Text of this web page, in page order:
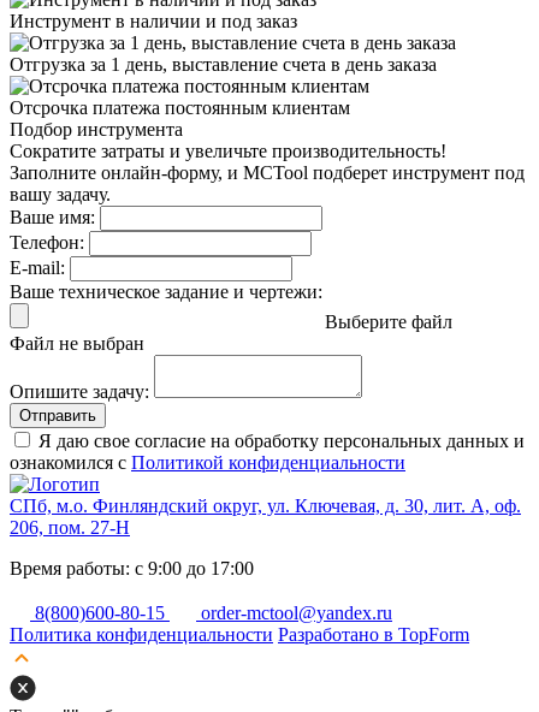
Инструмент в наличии и под заказ
Отгрузка за 1 день, выставление счета в день заказа
Отсрочка платежа постоянным клиентам
Подбор инструмента
Сократите затраты и увеличьте производительность!
Заполните онлайн-форму, и MCTool подберет инструмент под
вашу задачу.
Ваше имя:
Телефон:
E-mail:
Ваше техническое задание и чертежи:
Выберите файл
Файл не выбран
Опишите задачу:
Отправить
Я даю свое согласие на обработку персональных данных и
ознакомился с Политикой конфиденциальности
СПб, м.о. Финляндский округ, ул. Ключевая, д. 30, лит. А, оф.
206, пом. 27-Н
Время работы: с 9:00 до 17:00
8(800)600-80-15
order-mctool@yandex.ru
Политика конфиденциальности Разработано в TopForm